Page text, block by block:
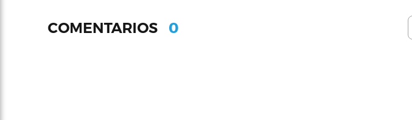
COMENTARIOS 0